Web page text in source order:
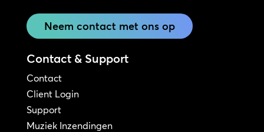
Neem contact met ons op
Contact & Support
Contact
Client Login
Support
Muziek Inzendingen